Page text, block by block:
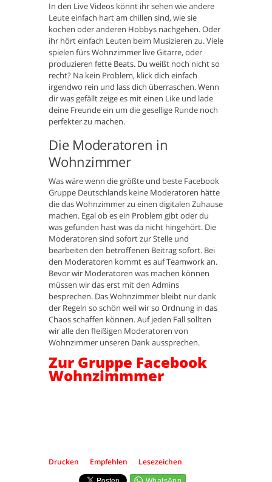
In den Live Videos könnt ihr sehen wie andere
Leute einfach hart am chillen sind, wie sie
kochen oder anderen Hobbys nachgehen. Oder
ihr hört einfach Leuten beim Musizieren zu. Viele
spielen fürs Wohnzimmer live Gitarre, oder
produzieren fette Beats. Du weißt noch nicht so
recht? Na kein Problem, klick dich einfach
irgendwo rein und lass dich überraschen. Wenn
dir was gefällt zeige es mit einen Like und lade
deine Freunde ein um die gesellige Runde noch
perfekter zu machen.
Die Moderatoren in
Wohnzimmer
Was wäre wenn die größte und beste Facebook
Gruppe Deutschlands keine Moderatoren hätte
die das Wohnzimmer zu einen digitalen Zuhause
machen. Egal ob es ein Problem gibt oder du
was gefunden hast was da nicht hingehört. Die
Moderatoren sind sofort zur Stelle und
bearbeiten den betroffenen Beitrag sofort. Bei
den Moderatoren kommt es auf Teamwork an.
Bevor wir Moderatoren was machen können
müssen wir das erst mit den Admins
besprechen. Das Wohnzimmer bleibt nur dank
der Regeln so schön weil wir so Ordnung in das
Chaos schaffen können. Auf jeden Fall sollten
wir alle den fleißigen Moderatoren von
Wohnzimmer unseren Dank aussprechen.
Zur Gruppe Facebook
Wohnzimmmer
Drucken Empfehlen Lesezeichen